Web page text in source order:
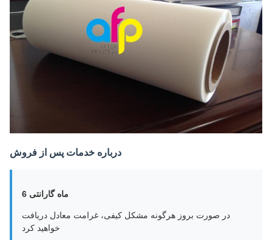
درباره خدمات پس از فروش
6 ماه گارانتی
در صورت بروز هرگونه مشکل کیفی، غرامت معادل دریافت
خواهید کرد